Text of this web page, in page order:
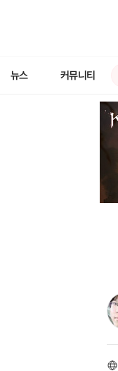
뉴스 커뮤니티